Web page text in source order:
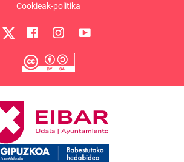
Cookieak-politika